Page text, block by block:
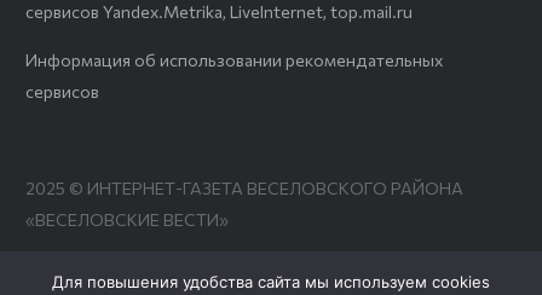
сервисов Yandex.Metrika, LiveInternet, top.mail.ru
Информация об использовании рекомендательных
сервисов
2025 © ИНТЕРНЕТ-ГАЗЕТА ВЕСЕЛОВСКОГО РАЙОНА
«ВЕСЕЛОВСКИЕ ВЕСТИ»
Для повышения удобства сайта мы используем cookies